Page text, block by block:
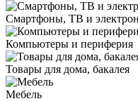
Смартфоны, ТВ и
Компьютеры и периферия
Товары для дома, бакалея
Мебель